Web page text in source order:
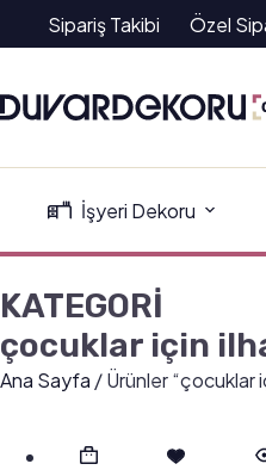
Sipariş Takibi Özel
İşyeri Dekoru
KATEGORİ
çocuklar için
Ana Sayfa / Ürünler “çocuklar